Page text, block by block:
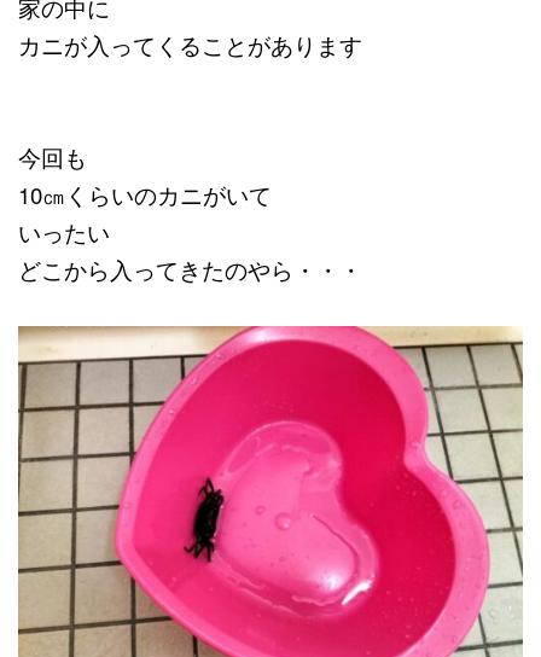
家の中に
カニが入ってくることがあります
今回も
10㎝くらいのカニがいて
いったい
どこから入ってきたのやら・・・